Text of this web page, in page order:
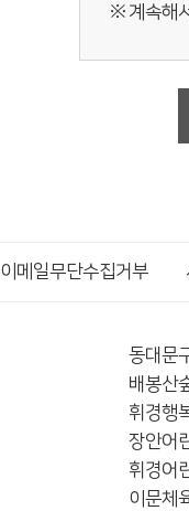
계속해
이메일무단수집거부
동대문
배봉산
휘경행
장안어
휘경어
이문체